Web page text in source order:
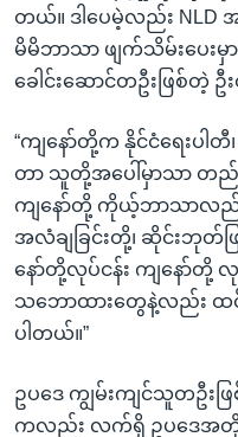
ရန်
ရှာဖွေ
နေရာ
ဘာသာစကားများ
တယ်။ ဒါပေမဲ့လည်း
မိမိဘာသာ ဖျက်သိမ်းပေး
ခေါင်းဆောင်တဦးဖြစ်တဲ့ ဦ
“ကျနော်တို့က နိုင်ငံရေးပါ
တာ သူတို့အပေါ်မှာသာ တည်
ကျနော်တို့ ကိုယ့်ဘာသာလည်း
အလံချခြင်းတို့၊ ဆိုင်းဘုတ်
နော်တို့လုပ်ငန်း ကျနော်တို့
သဘောထားတွေနဲ့လည်း ထင်
ပါတယ်။”
ဥပဒေ ကျွမ်းကျင်သူတဦးဖ
ကလည်း လက်ရှိ ဥပဒေအတို